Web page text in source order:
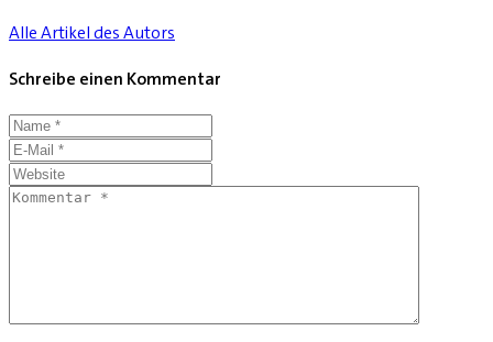
Alle Artikel des Autors
Schreibe einen Kommentar